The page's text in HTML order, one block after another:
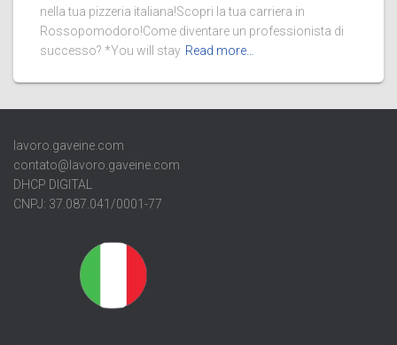
nella tua pizzeria italiana!Scopri la tua carriera in
Rossopomodoro!Come diventare un professionista di
successo? *You will stay Read more…
lavoro.gaveine.com
contato@lavoro.gaveine.com
DHCP DIGITAL
CNPJ: 37.087.041/0001-77